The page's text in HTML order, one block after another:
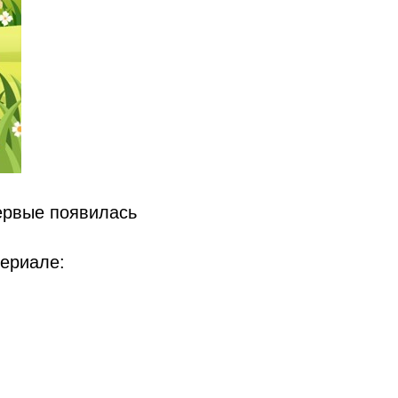
появилась